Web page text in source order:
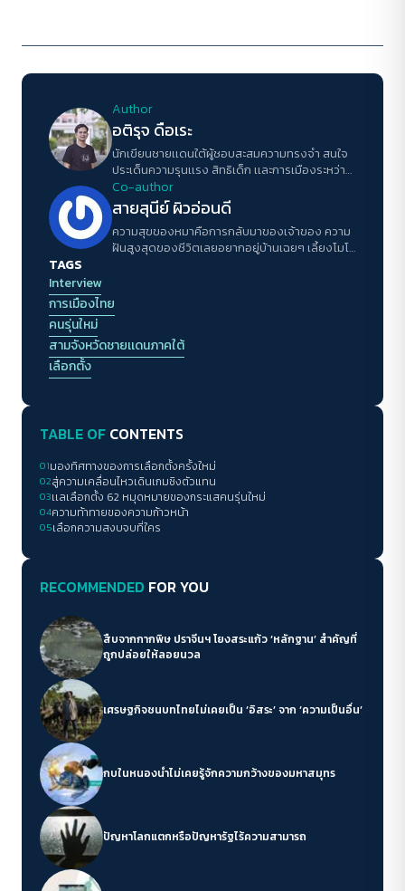
Author
อติรุจ ดือเระ
นักเขียนชายเเดนใต้ผู้ชอบสะสมความทรงจำ สนใจ
ประเด็นความรุนเเรง สิทธิเด็ก เเละการเมืองระหว่าง
ประเทศ หลงใหลงานวรรณกรรมพอ ๆ กับการดื่มชา
นมไข่มุก
Co-author
สายสุนีย์ ผิวอ่อนดี
ความสุขของหมาคือการกลับมาของเจ้าของ ความ
ฝันสูงสุดของชีวิตเลยอยากอยู่บ้านเฉยๆ เลี้ยงโมโม่
TAGS
Interview
การเมืองไทย
คนรุ่นใหม่
สามจังหวัดชายเเดนภาคใต้
เลือกตั้ง
TABLE OF CONTENTS
01มองทิศทางของการเลือกตั้งครั้งใหม่
02สู่ความเคลื่อนไหวเดินเกมชิงตัวแทน
03เเลเลือกตั้ง 62 หมุดหมายของกระแสคนรุ่นใหม่
04ความท้าทายของความก้าวหน้า
05เลือกความสงบจบที่ใคร
RECOMMENDED FOR YOU
สืบจากกากพิษ ปราจีนฯ โยงสระแก้ว ‘หลักฐาน’ สำคัญที่
ถูกปล่อยให้ลอยนวล
เศรษฐกิจชนบทไทยไม่เคยเป็น ‘อิสระ’ จาก ‘ความเป็นอื่น’
กบในหนองน้ำไม่เคยรู้จักความกว้างของมหาสมุทร
ปัญหาโลกแตกหรือปัญหารัฐไร้ความสามารถ